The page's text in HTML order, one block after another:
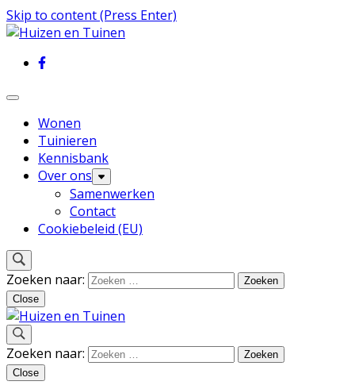
Skip to content (Press Enter)
Inspiratie voor wonen en tuinieren
Wonen
Tuinieren
Kennisbank
Over ons
Samenwerken
Contact
Cookiebeleid (EU)
Zoeken naar:
Close
Huizen en Tuinen
Inspiratie voor wonen en tuinieren
Zoeken naar:
Close